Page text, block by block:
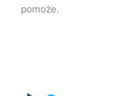
pomoże.